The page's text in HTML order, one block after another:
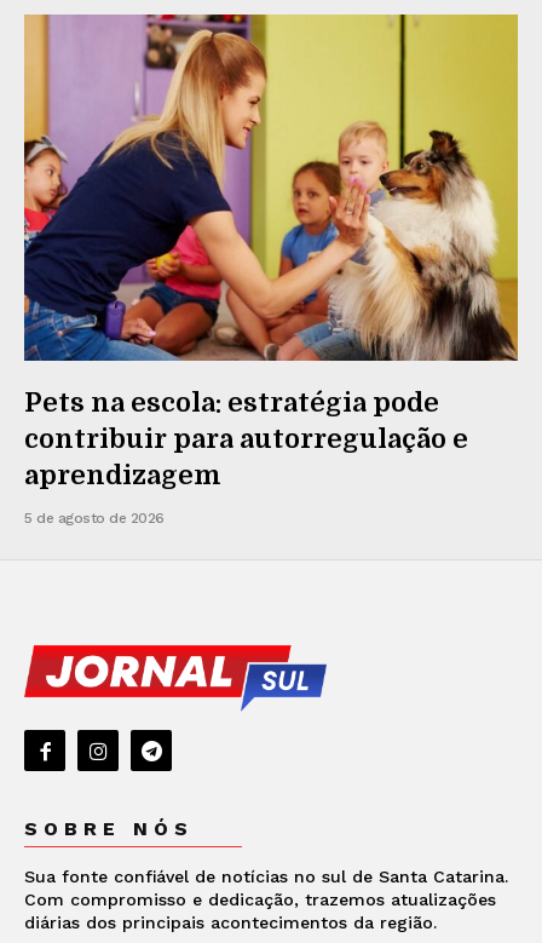
Pets na escola: estratégia pode
contribuir para autorregulação e
aprendizagem
5 de agosto de 2026
SOBRE NÓS
Sua fonte confiável de notícias no sul de Santa Catarina.
Com compromisso e dedicação, trazemos atualizações
diárias dos principais acontecimentos da região.